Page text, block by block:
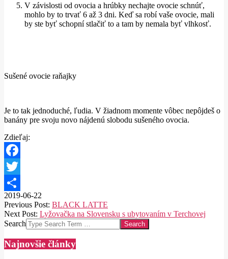
V závislosti od ovocia a hrúbky nechajte ovocie schnúť,
mohlo by to trvať 6 až 3 dni. Keď sa robí vaše ovocie, mali
by ste byť schopní stlačiť to a tam by nemala byť vlhkosť.
Sušené ovocie raňajky
Je to tak jednoduché, ľudia. V žiadnom momente vôbec nepôjdeš o
banány pre svoju novo nájdenú slobodu sušeného ovocia.
Zdieľaj:
Facebook
Twitter
Share
2019-06-22
Previous Post: BLACK LATTE
Next Post: Lyžovačka na Slovensku s ubytovaním v Terchovej
Search
Najnovšie články